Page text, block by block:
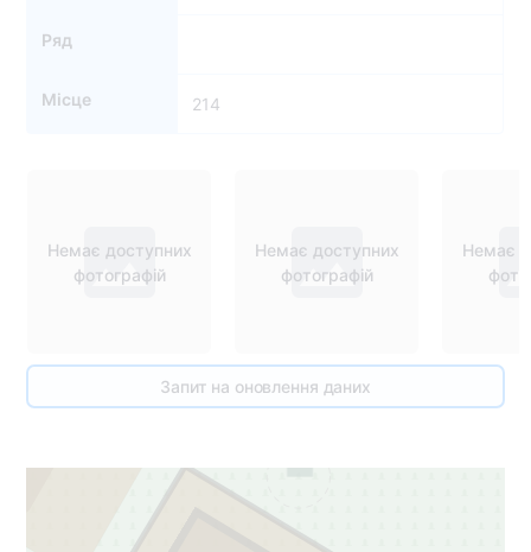
Ряд
Місце 214
Немає доступних
фотографій
Немає доступних
фотографій
Немає
Запит на оновлення даних